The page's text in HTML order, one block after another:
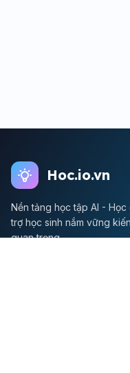
Hoc.io.vn
Nền tảng học tập AI -
trợ học sinh nắm vững
quan trọng.